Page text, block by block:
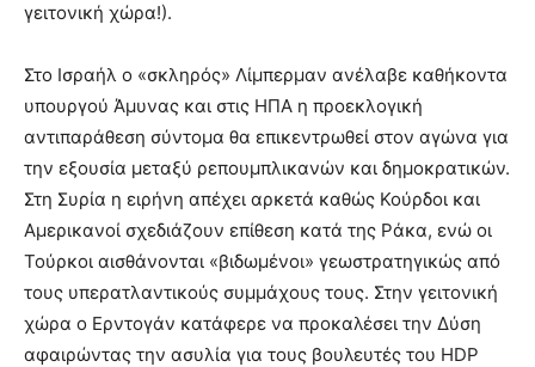
γειτονική χώρα!).
Στο Ισραήλ ο «σκληρός» Λίμπερμαν ανέλαβε καθήκοντα
υπουργού Άμυνας και στις ΗΠΑ η προεκλογική
αντιπαράθεση σύντομα θα επικεντρωθεί στον αγώνα για
την εξουσία μεταξύ ρεπουμπλικανών και δημοκρατικών.
Στη Συρία η ειρήνη απέχει αρκετά καθώς Κούρδοι και
Αμερικανοί σχεδιάζουν επίθεση κατά της Ράκα, ενώ οι
Τούρκοι αισθάνονται «βιδωμένοι» γεωστρατηγικώς από
τους υπερατλαντικούς συμμάχους τους. Στην γειτονική
χώρα ο Ερντογάν κατάφερε να προκαλέσει την Δύση
αφαιρώντας την ασυλία για τους βουλευτές του HDP